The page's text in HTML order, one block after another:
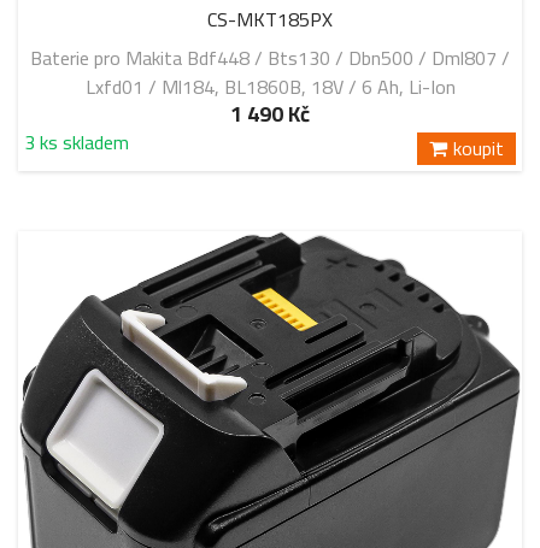
CS-MKT185PX
Baterie pro Makita Bdf448 / Bts130 / Dbn500 / Dml807 /
Lxfd01 / Ml184, BL1860B, 18V / 6 Ah, Li-Ion
1 490 Kč
3 ks skladem koupit